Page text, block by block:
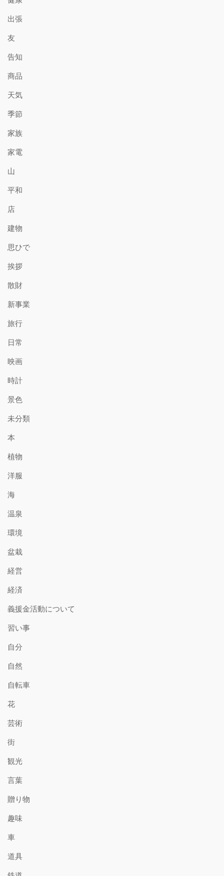
出張
友
告知
商品
天気
季節
家族
家電
山
平和
店
建物
思ひで
挨拶
散財
新事業
旅行
日常
映画
時計
景色
未分類
本
植物
洋服
海
温泉
環境
盆栽
経営
経済
義援金活動について
習い事
自分
自然
自転車
花
芸術
街
観光
言葉
贈り物
趣味
車
道具